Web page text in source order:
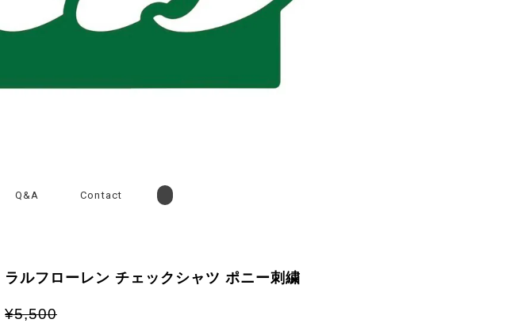
Q&A Contact
ラルフローレン チェックシャツ ポニー刺繍
¥5,500